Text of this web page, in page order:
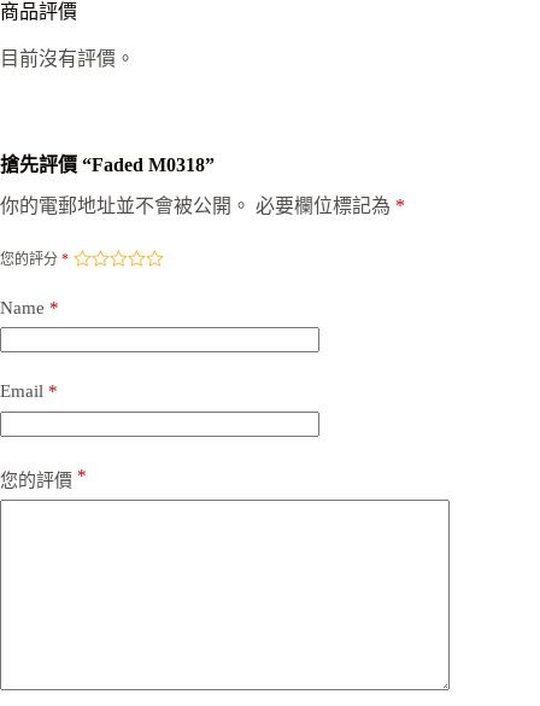
商品評價
目前沒有評價。
搶先評價 “Faded M0318”
你的電郵地址並不會被公開。 必要欄位標記為 *
您的評分 *
Name *
Email *
您的評價 *